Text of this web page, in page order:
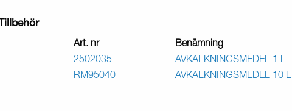
Tillbehör
Art. nr
Benämning
2502035
AVKALKNINGSMEDEL 1 L
RM95040
AVKALKNINGSMEDEL 10 L